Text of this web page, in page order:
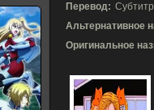
Перевод:
Альтернативное
Оригинальное